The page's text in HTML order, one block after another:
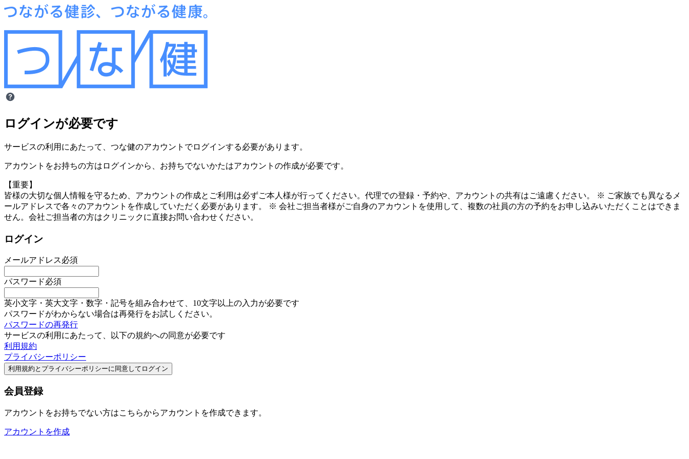
ログインが必要です
サービスの利用にあたって、つな健のアカウントでログインする必要があります。
アカウントをお持ちの方はログインから、お持ちでないかたはアカウントの作成が必要です。
【重要】
皆様の大切な個人情報を守るため、アカウントの作成とご利用は必ずご本人様が行ってください。代理での登録・予約や、アカウントの共有はご遠慮ください。 ※ ご家族でも異なるメ
ールアドレスで各々のアカウントを作成していただく必要があります。 ※ 会社ご担当者様がご自身のアカウントを使用して、複数の社員の方の予約をお申し込みいただくことはできま
せん。会社ご担当者の方はクリニックに直接お問い合わせください。
ログイン
メールアドレス必須
パスワード必須
英小文字・英大文字・数字・記号を組み合わせて、10文字以上の入力が必要です
パスワードがわからない場合は再発行をお試しください。
パスワードの再発行
サービスの利用にあたって、以下の規約への同意が必要です
利用規約
プライバシーポリシー
利用規約とプライバシーポリシーに 同意してログイン
会員登録
アカウントをお持ちでない方はこちらからアカウントを作成できます。
アカウントを作成